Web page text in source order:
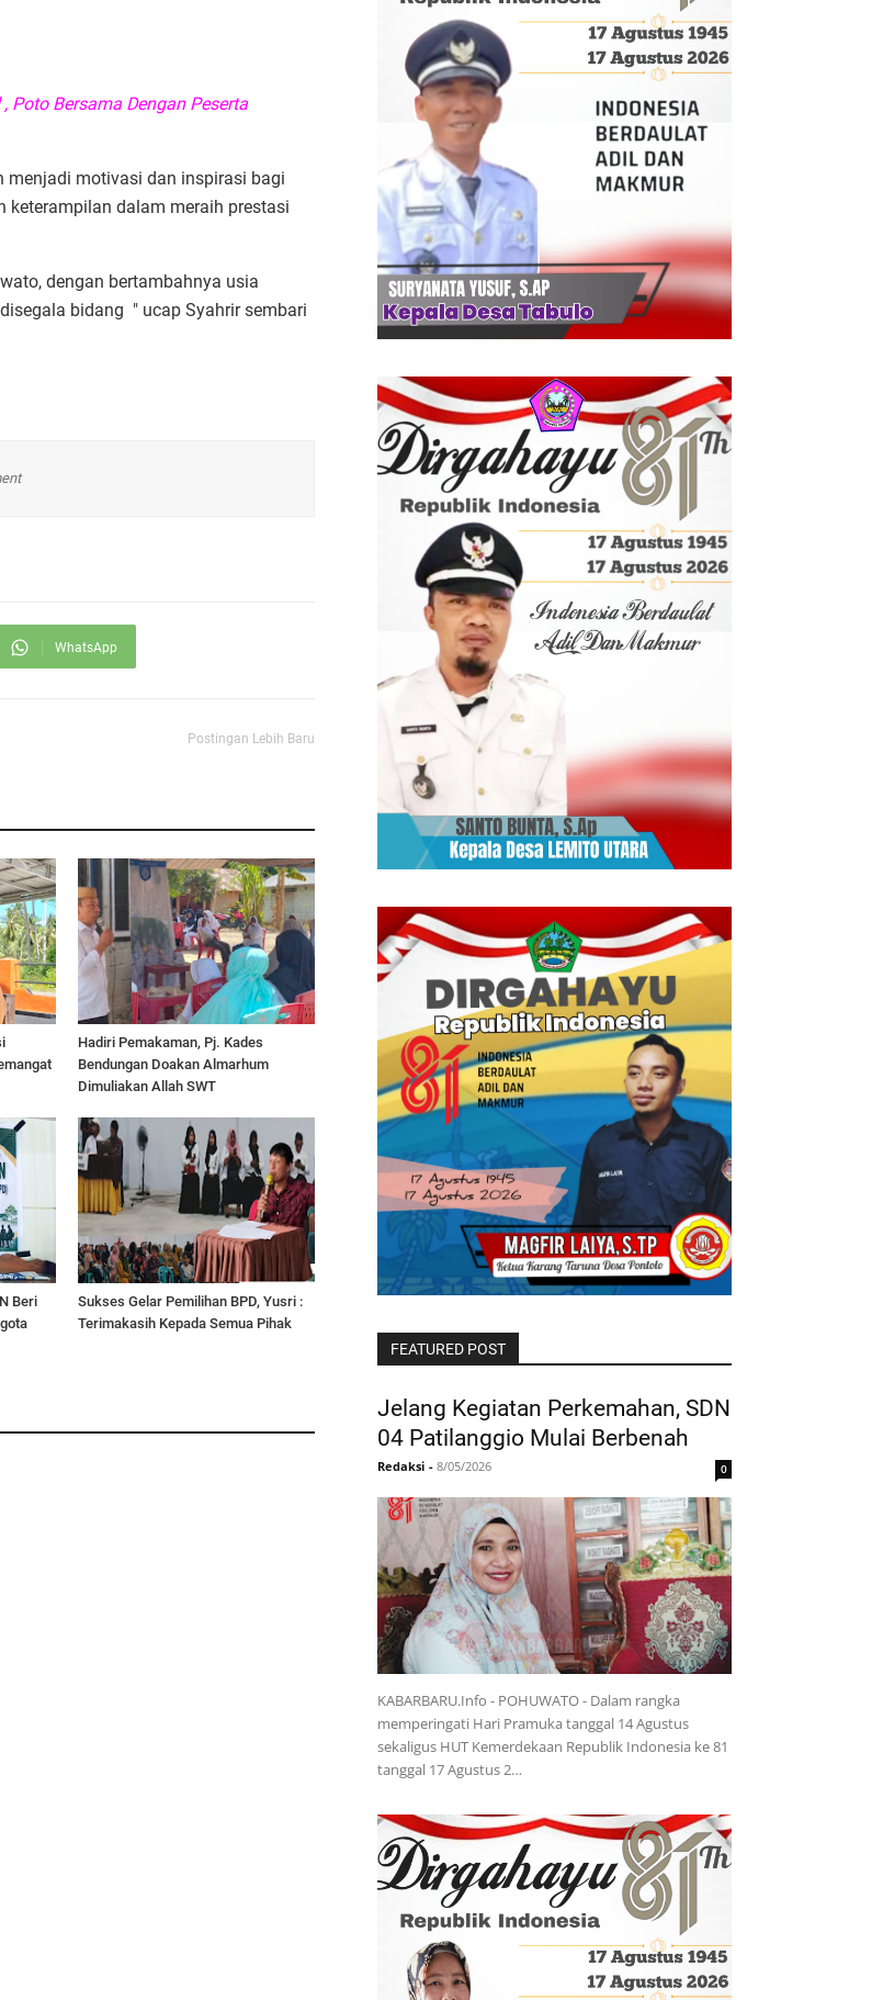
Poto Bersama Dengan Peserta
menjadi motivasi dan inspirasi bagi
keterampilan dalam meraih prestasi
dengan bertambahnya usia
bidang " ucap Syahrir sembari
WhatsApp
Postingan Lebih Baru
Hadiri Pemakaman, Pj. Kades
Bendungan Doakan Almarhum
Dimuliakan Allah SWT
Beri
Sukses Gelar Pemilihan BPD, Yusri :
Terimakasih Kepada Semua Pihak
FEATURED POST
Jelang Kegiatan Perkemahan, SDN
04 Patilanggio Mulai Berbenah
Redaksi - 8/05/2026 0
KABARBARU.Info - POHUWATO - Dalam rangka
memperingati Hari Pramuka tanggal 14 Agustus
sekaligus HUT Kemerdekaan Republik Indonesia ke 81
tanggal 17 Agustus 2…